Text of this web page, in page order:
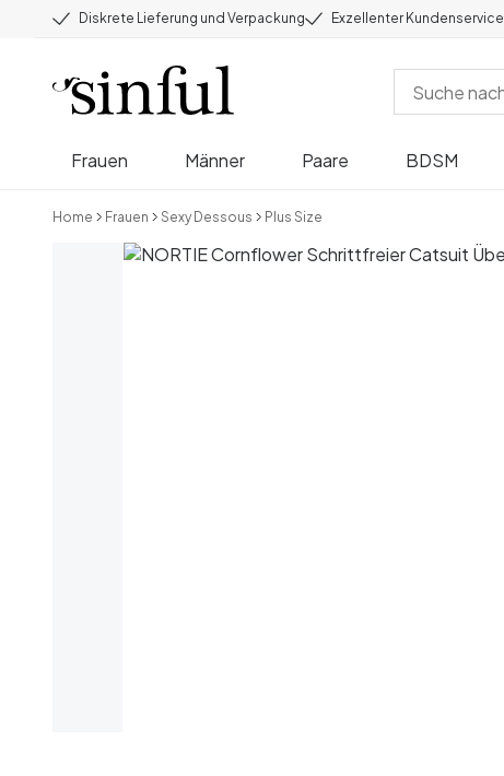
Diskrete Lieferung und Verpackung Exzellenter Kundenservice
Frauen Männer Paare BDSM
Home Frauen Sexy Dessous Plus Size